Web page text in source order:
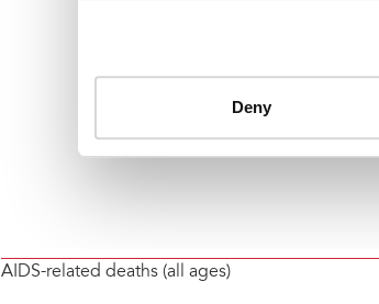
AIDS-related deaths (all ages)